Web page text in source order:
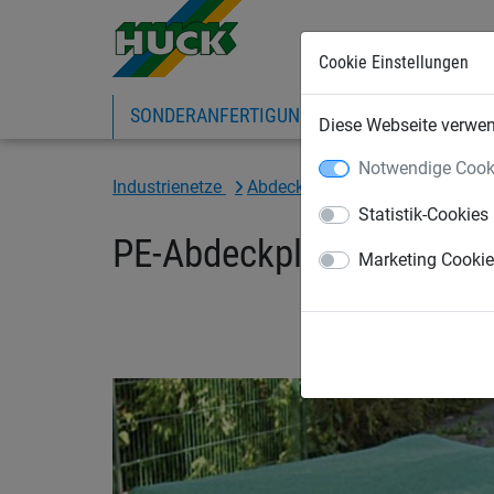
Cookie Einstellungen
Diese Webseite
Notwendige
Statistik-Cookies
Marketing
SONDERANFERTIGUNG SPORTNETZE
Industrienetze Abdecknetze und -planen
PE-Abdeckplane ca. 200